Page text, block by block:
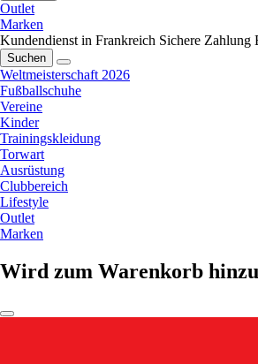
Outlet
Marken
Kundendienst in Frankreich Sichere Zahlung
Suchen
Weltmeisterschaft 2026
Fußballschuhe
Vereine
Kinder
Trainingskleidung
Torwart
Ausrüstung
Clubbereich
Lifestyle
Outlet
Marken
Wird zum Warenkorb